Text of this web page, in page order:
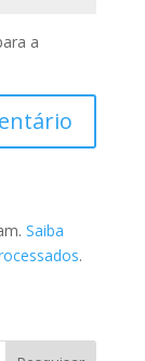
a
Saiba
.